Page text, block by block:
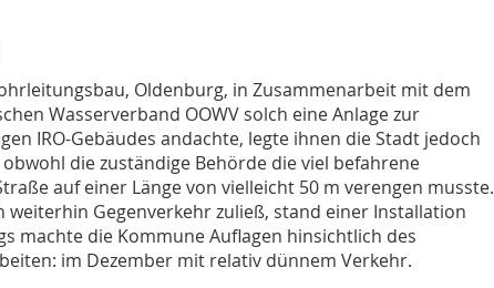
Oldenburg, in Zusammenarbeit mit dem
Wasserverband OOWV solch eine Anlage zur
IRO-Gebäudes andachte, legte ihnen die Stadt jedoch
die zuständige Behörde die viel befahrene
auf einer Länge von vielleicht 50 m verengen musste.
weiterhin Gegenverkehr zuließ, stand einer Installation
machte die Kommune Auflagen hinsichtlich des
im Dezember mit relativ dünnem Verkehr.